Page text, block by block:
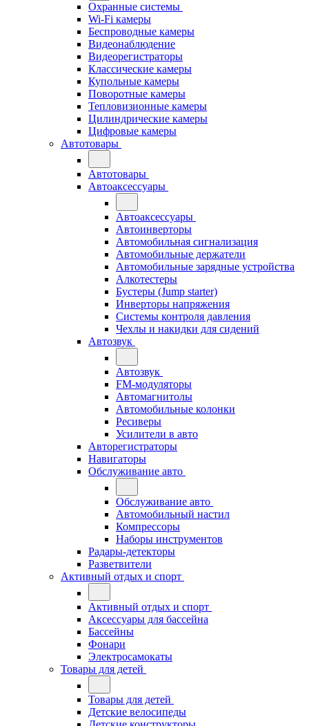
Охранные системы
Wi-Fi камеры
Беспроводные камеры
Видеонаблюдение
Видеорегистраторы
Классические камеры
Купольные камеры
Поворотные камеры
Тепловизионные камеры
Цилиндрические камеры
Цифровые камеры
Автотовары
Автотовары
Автоаксессуары
Автоаксессуары
Автоинверторы
Автомобильная сигнализация
Автомобильные держатели
Автомобильные зарядные устройства
Алкотестеры
Бустеры (Jump starter)
Инверторы напряжения
Системы контроля давления
Чехлы и накидки для сидений
Автозвук
Автозвук
FM-модуляторы
Автомагнитолы
Автомобильные колонки
Ресиверы
Усилители в авто
Авторегистраторы
Навигаторы
Обслуживание авто
Обслуживание авто
Автомобильный настил
Компрессоры
Наборы инструментов
Радары-детекторы
Разветвители
Активный отдых и спорт
Активный отдых и спорт
Аксессуары для бассейна
Бассейны
Фонари
Электросамокаты
Товары для детей
Товары для детей
Детские велосипеды